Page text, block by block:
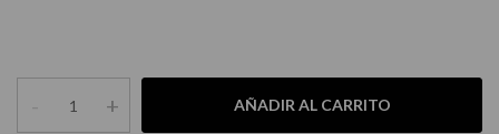
- + AÑADIR AL CARRITO